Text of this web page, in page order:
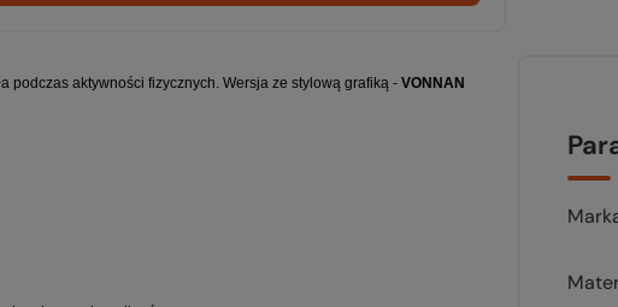
podczas aktywności fizycznych. Wersja ze stylową grafiką - VONNAN